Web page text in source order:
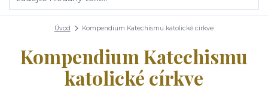
Úvod Kompendium Katechismu katolické církve
Kompendium Katechismu
katolické církve